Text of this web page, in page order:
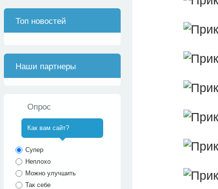
Топ новостей
Наши партнеры
Опрос
Как вам сайт?
Супер
Неплохо
Можно улучшить
Так себе